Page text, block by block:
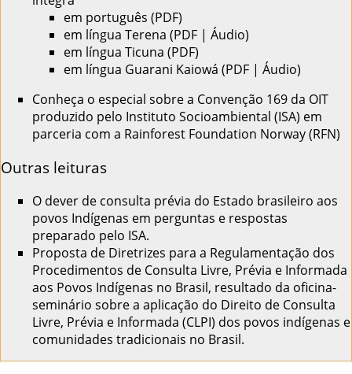
em português (PDF)
em língua Terena (PDF | Áudio)
em língua Ticuna (PDF)
em língua Guarani Kaiowá (PDF | Áudio)
Conheça o especial sobre a Convenção 169 da OIT
produzido pelo Instituto Socioambiental (ISA) em
parceria com a Rainforest Foundation Norway (RFN)
Outras leituras
O dever de consulta prévia do Estado brasileiro aos
povos Indígenas em perguntas e respostas
preparado pelo ISA.
Proposta de Diretrizes para a Regulamentação dos
Procedimentos de Consulta Livre, Prévia e Informada
aos Povos Indígenas no Brasil, resultado da oficina-
seminário sobre a aplicação do Direito de Consulta
Livre, Prévia e Informada (CLPI) dos povos indígenas e
comunidades tradicionais no Brasil.